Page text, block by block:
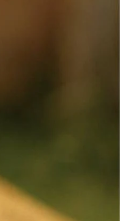
een hoog vuur in ca. 5 min. tot de
Verdeel hierover de stukjes
mes een ruitpatroon in.
schaal.